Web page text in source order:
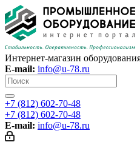
Интернет-магазин
E-mail: info@u-78.ru
+7 (812) 602-70-48
+7 (812) 602-70-48
E-mail: info@u-78.ru